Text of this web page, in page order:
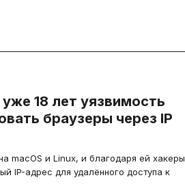
18 лет уязвимость
браузеры через IP
macOS и Linux, и благодаря ей хакеры
IP-адрес для удалённого доступа к